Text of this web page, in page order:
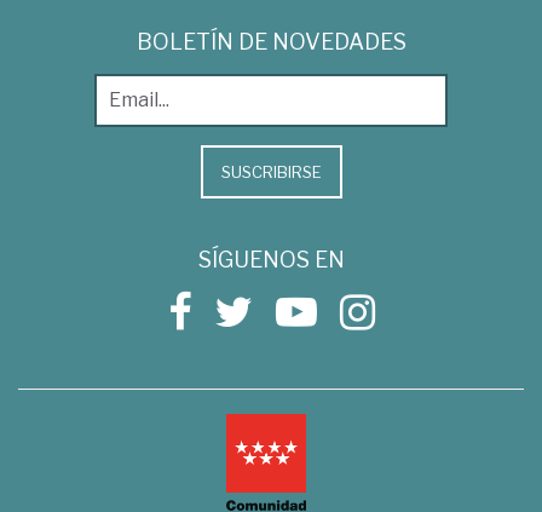
BOLETÍN DE NOVEDADES
SUSCRIBIRSE
SÍGUENOS EN